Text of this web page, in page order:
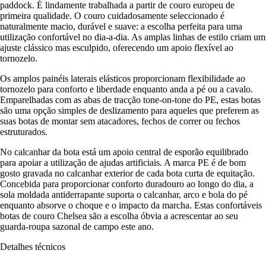
paddock. É lindamente trabalhada a partir de couro europeu de
primeira qualidade. O couro cuidadosamente seleccionado é
naturalmente macio, durável e suave: a escolha perfeita para uma
utilização confortável no dia-a-dia. As amplas linhas de estilo criam um
ajuste clássico mas esculpido, oferecendo um apoio flexível ao
tornozelo.
Os amplos painéis laterais elásticos proporcionam flexibilidade ao
tornozelo para conforto e liberdade enquanto anda a pé ou a cavalo.
Emparelhadas com as abas de tracção tone-on-tone do PE, estas botas
são uma opção simples de deslizamento para aqueles que preferem as
suas botas de montar sem atacadores, fechos de correr ou fechos
estruturados.
No calcanhar da bota está um apoio central de esporão equilibrado
para apoiar a utilização de ajudas artificiais. A marca PE é de bom
gosto gravada no calcanhar exterior de cada bota curta de equitação.
Concebida para proporcionar conforto duradouro ao longo do dia, a
sola moldada antiderrapante suporta o calcanhar, arco e bola do pé
enquanto absorve o choque e o impacto da marcha. Estas confortáveis
botas de couro Chelsea são a escolha óbvia a acrescentar ao seu
guarda-roupa sazonal de campo este ano.
Detalhes técnicos